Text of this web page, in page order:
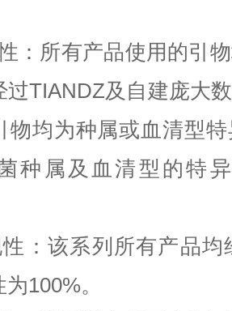
：所有产品使用的引
过TIANDZ及自建庞大
物均为种属或血清型
种属及血清型的特
：该系列所有产品
为100%。